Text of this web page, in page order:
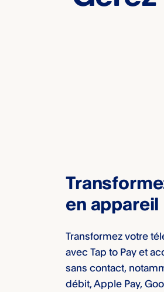
en
Transformez votre
avec Tap to Pay et
sans contact,
débit, Apple Pay,